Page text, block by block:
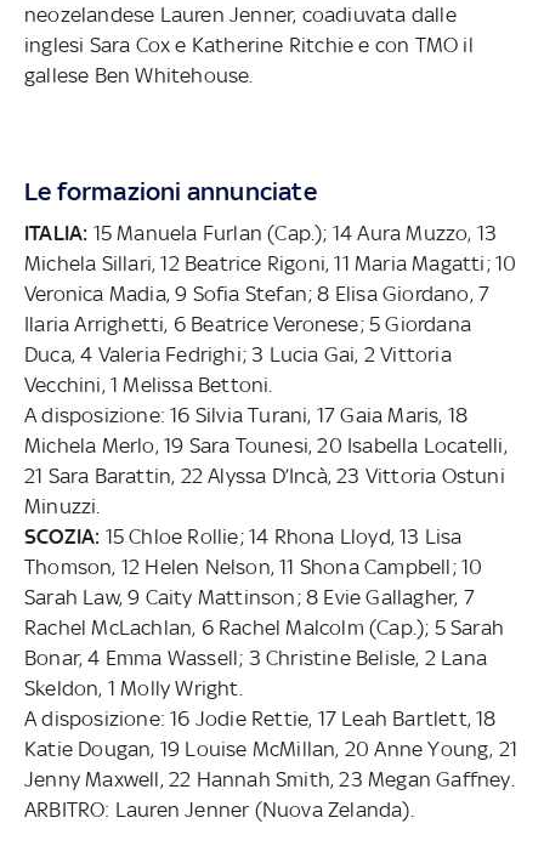
neozelandese Lauren Jenner, coadiuvata dalle
inglesi Sara Cox e Katherine Ritchie e con TMO il
gallese Ben Whitehouse.
Le formazioni annunciate
ITALIA: 15 Manuela Furlan (Cap.); 14 Aura Muzzo, 13
Michela Sillari, 12 Beatrice Rigoni, 11 Maria Magatti; 10
Veronica Madia, 9 Sofia Stefan; 8 Elisa Giordano, 7
Ilaria Arrighetti, 6 Beatrice Veronese; 5 Giordana
Duca, 4 Valeria Fedrighi; 3 Lucia Gai, 2 Vittoria
Vecchini, 1 Melissa Bettoni.
A disposizione: 16 Silvia Turani, 17 Gaia Maris, 18
Michela Merlo, 19 Sara Tounesi, 20 Isabella Locatelli,
21 Sara Barattin, 22 Alyssa D’Incà, 23 Vittoria Ostuni
Minuzzi.
SCOZIA: 15 Chloe Rollie; 14 Rhona Lloyd, 13 Lisa
Thomson, 12 Helen Nelson, 11 Shona Campbell; 10
Sarah Law, 9 Caity Mattinson; 8 Evie Gallagher, 7
Rachel McLachlan, 6 Rachel Malcolm (Cap.); 5 Sarah
Bonar, 4 Emma Wassell; 3 Christine Belisle, 2 Lana
Skeldon, 1 Molly Wright.
A disposizione: 16 Jodie Rettie, 17 Leah Bartlett, 18
Katie Dougan, 19 Louise McMillan, 20 Anne Young, 21
Jenny Maxwell, 22 Hannah Smith, 23 Megan Gaffney.
ARBITRO: Lauren Jenner (Nuova Zelanda).